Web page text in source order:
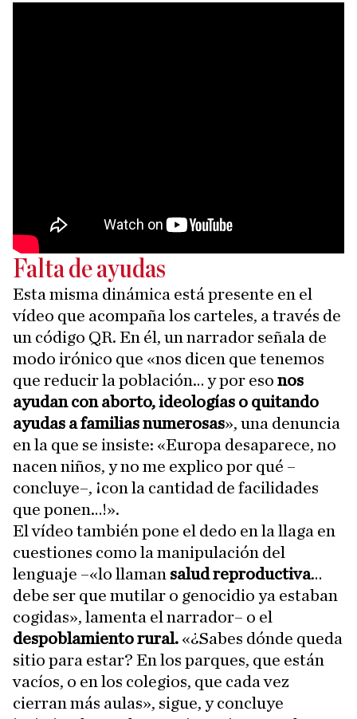
Falta de ayudas
Esta misma dinámica está presente en el
vídeo que acompaña los carteles, a través de
un código QR. En él, un narrador señala de
modo irónico que «nos dicen que tenemos
que reducir la población… y por eso nos
ayudan con aborto, ideologías o quitando
ayudas a familias numerosas», una denuncia
en la que se insiste: «Europa desaparece, no
nacen niños, y no me explico por qué –
concluye–, ¡con la cantidad de facilidades
que ponen…!».
El vídeo también pone el dedo en la llaga en
cuestiones como la manipulación del
lenguaje –«lo llaman salud reproductiva…
debe ser que mutilar o genocidio ya estaban
cogidas», lamenta el narrador– o el
despoblamiento rural. «¿Sabes dónde queda
sitio para estar? En los parques, que están
vacíos, o en los colegios, que cada vez
cierran más aulas», sigue, y concluye